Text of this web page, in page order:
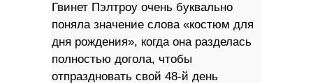
Гвинет Пэлтроу очень буквально
поняла значение слова «костюм для
дня рождения», когда она разделась
полностью догола, чтобы
отпраздновать свой 48-й день